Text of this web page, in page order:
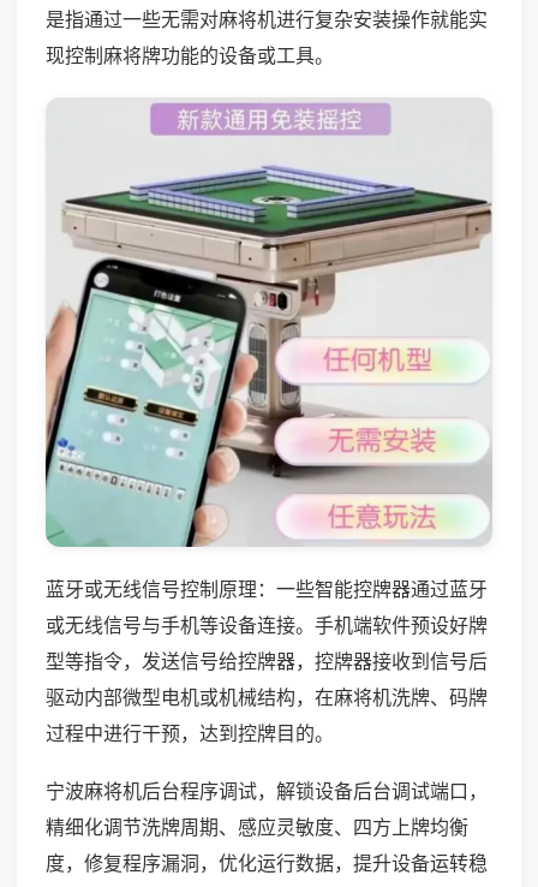
是指通过一些无需对麻将机进行复杂安装操作就能实
现控制麻将牌功能的设备或工具。
蓝牙或无线信号控制原理：一些智能控牌器通过蓝牙
或无线信号与手机等设备连接。手机端软件预设好牌
型等指令，发送信号给控牌器，控牌器接收到信号后
驱动内部微型电机或机械结构，在麻将机洗牌、码牌
过程中进行干预，达到控牌目的。
宁波麻将机后台程序调试，解锁设备后台调试端口，
精细化调节洗牌周期、感应灵敏度、四方上牌均衡
度，修复程序漏洞，优化运行数据，提升设备运转稳